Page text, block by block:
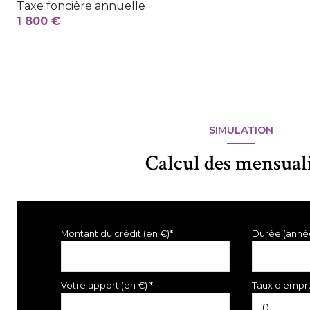
Taxe foncière annuelle
1 800 €
SIMULATION
Calcul des
Montant du crédit (en €)* Durée
Votre apport (en €) * Taux